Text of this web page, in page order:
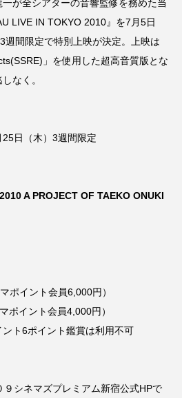
室龍太 宮前優花
小川洋子 小津安二郎
美
旅するジーンズと16歳の夏
アート 琴音
短編小説
が全シアターの音響監修を務めた当
LIVE IN TOKYO 2010』を7月5日
週間限定で特別上映が決定。上映は
」を使用した超高音質版とな
なく。
日（木）3週間限定
A PROJECT OF TAEKO ONUKI
ポイント会員6,000円）
ポイント会員4,000円）
ト6ポイント鑑賞は利用不可
シネマズプレミアム新宿公式HPで